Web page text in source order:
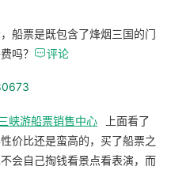
船票是既包含了烽烟三国的门
吗？ 评论
峡游船票销售中心
上面看了
价比还是蛮高的，买了船票之
会自己掏钱看景点看表演，而